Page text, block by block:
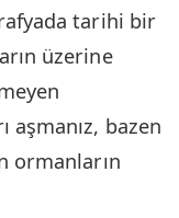
tarihi bir
üzerine
aşmanız, bazen
ormanların